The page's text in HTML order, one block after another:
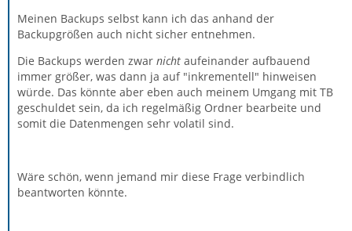
Meinen Backups selbst kann ich das anhand der
Backupgrößen auch nicht sicher entnehmen.
Die Backups werden zwar nicht aufeinander aufbauend
immer größer, was dann ja auf "inkrementell" hinweisen
würde. Das könnte aber eben auch meinem Umgang mit TB
geschuldet sein, da ich regelmäßig Ordner bearbeite und
somit die Datenmengen sehr volatil sind.
Wäre schön, wenn jemand mir diese Frage verbindlich
beantworten könnte.